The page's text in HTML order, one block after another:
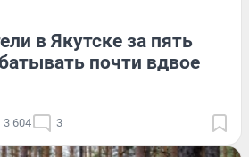
в Якутске за пять
почти вдвое
3 604 3